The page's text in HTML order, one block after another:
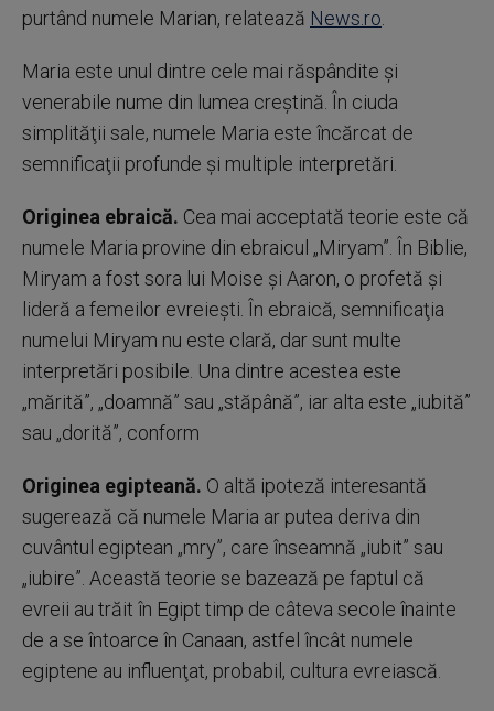
purtând numele Marian, relatează News.ro
Maria este unul dintre cele mai răspândite şi
venerabile nume din lumea creştină. În ciuda
simplităţii sale, numele Maria este încărcat de
semnificaţii profunde şi multiple interpretări.
Originea ebraică. Cea mai acceptată teorie este că
numele Maria provine din ebraicul „Miryam”. În Biblie,
Miryam a fost sora lui Moise şi Aaron, o profetă şi
lideră a femeilor evreieşti. În ebraică, semnificaţia
numelui Miryam nu este clară, dar sunt multe
interpretări posibile. Una dintre acestea este
„mărită”, „doamnă” sau „stăpână”, iar alta este „iubită”
sau „dorită”, conform
Originea egipteană. O altă ipoteză interesantă
sugerează că numele Maria ar putea deriva din
cuvântul egiptean „mry”, care înseamnă „iubit” sau
„iubire”. Această teorie se bazează pe faptul că
evreii au trăit în Egipt timp de câteva secole înainte
de a se întoarce în Canaan, astfel încât numele
egiptene au influenţat, probabil, cultura evreiască.